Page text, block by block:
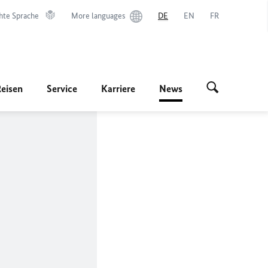
Sprache More languages DE EN FR
Service Karriere News